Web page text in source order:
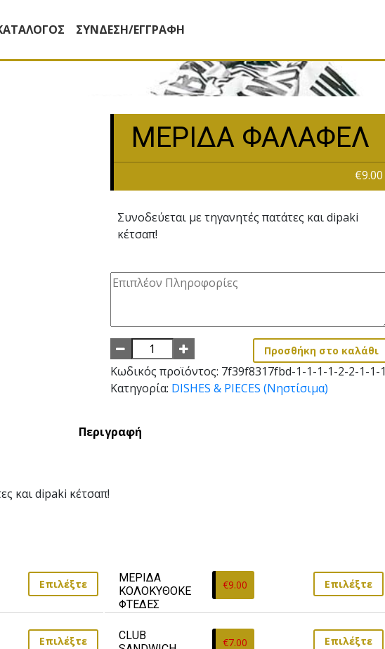
ΣΥΝΔΕΣΗ/ΕΓΓΡΑΦΗ
ΜΕΡΙΔΑ ΦΑΛΑΦΕΛ
€9.00
Συνοδεύεται με τηγανητές πατάτες και dipaki
κέτσαπ!
Προσθήκη στο καλάθι
Κωδικός προϊόντος: 7f39f8317fbd-1-1-1-1-2-2-1-1-1
Κατηγορία: DISHES & PIECES (Νηστίσιμα)
Περιγραφή
και dipaki κέτσαπ!
Επιλέξτε
ΜΕΡΙΔΑ
ΚΟΛΟΚΥΘΟΚΕ
ΦΤΕΔΕΣ
€9.00 Επιλέξτε
Επιλέξτε
CLUB
€7.00 Επιλέξτε